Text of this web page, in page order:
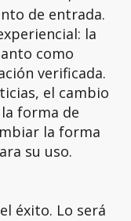
de entrada.
la
como
verificada.
el cambio
forma de
la forma
su uso.
éxito. Lo será